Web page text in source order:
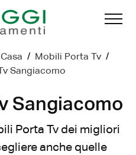
/ Mobili Porta Tv /
Sangiacomo
Sangiacomo
Porta Tv dei migliori
anche quelle